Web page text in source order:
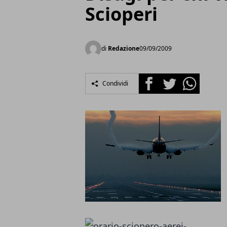
Scioperi
di Redazione09/09/2009
Condividi FacebookTwitterWhatsapp